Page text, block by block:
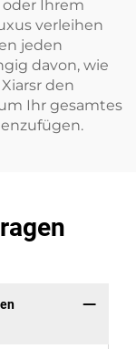
Ihrem
verleihen
jeden
davon, wie
den
Ihr gesamtes